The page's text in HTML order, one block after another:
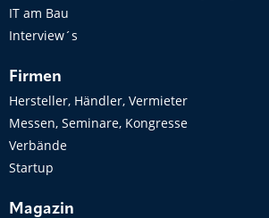
IT am Bau
Interview´s
Firmen
Hersteller, Händler, Vermieter
Messen, Seminare, Kongresse
Verbände
Startup
Magazin